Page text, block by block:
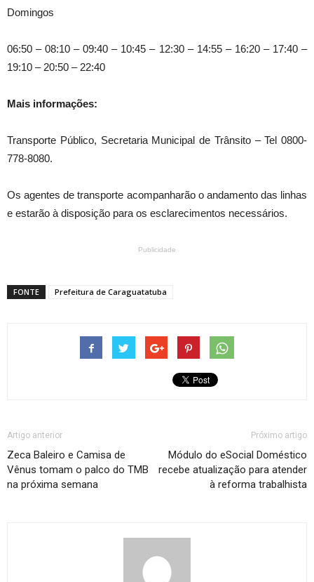
Domingos
06:50 – 08:10 – 09:40 – 10:45 – 12:30 – 14:55 – 16:20 – 17:40 –
19:10 – 20:50 – 22:40
Mais informações:
Transporte Público, Secretaria Municipal de Trânsito – Tel 0800-
778-8080.
Os agentes de transporte acompanharão o andamento das linhas
e estarão à disposição para os esclarecimentos necessários.
Publicidade
FONTE Prefeitura de Caraguatatuba
Artigo anterior
Zeca Baleiro e Camisa de
Vênus tomam o palco do TMB
na próxima semana
Próximo artigo
Módulo do eSocial Doméstico
recebe atualização para atender
à reforma trabalhista